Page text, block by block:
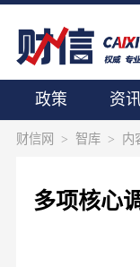
政策 资
财信网 > 智库> 内
多项核心